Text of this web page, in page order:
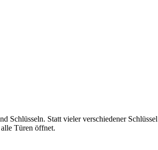
Schlüsseln. Statt vieler verschiedener
Türen öffnet.